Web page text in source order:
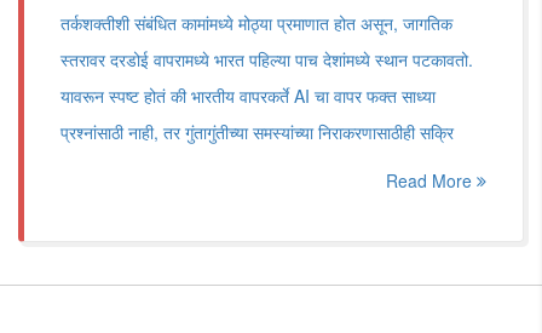
तर्कशक्तीशी संबंधित कामांमध्ये मोठ्या प्रमाणात होत असून, जागतिक
स्तरावर दरडोई वापरामध्ये भारत पहिल्या पाच देशांमध्ये स्थान पटकावतो.
यावरून स्पष्ट होतं की भारतीय वापरकर्ते AI चा वापर फक्त साध्या
प्रश्नांसाठी नाही, तर गुंतागुंतीच्या समस्यांच्या निराकरणासाठीही सक्रि
Read More